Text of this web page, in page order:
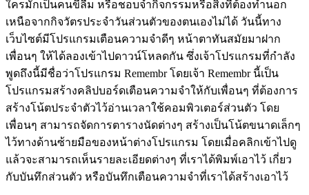
ใครมักเป็นคนขี้ลืม หรือชอบจำกิจกรรมหรือสิ่งที่ต้องทำนอก
เหนือจากกิจวัตรประจำวันส่วนตัวของตนเองไม่ได้ วันนี้ทาง
เว็บไซต์มีโปรแกรมเตือนความจำดีๆ หน้าตาทันสมัยมาฝาก
เพื่อนๆ ให้ได้ลองเข้าไปดาวน์โหลดกัน ซึ่งเจ้าโปรแกรมที่กำลัง
พูดถึงนี้มีชื่อว่าโปรแกรม Remembr โดยเจ้า Remembr นี้เป็น
โปรแกรมสร้างคลิปบอร์ดเตือนความจำให้กับเพื่อนๆ ที่ต้องการ
สร้างโน้ตประจำตัวไว้อ่านเวลาใช้คอมพิวเตอร์ส่วนตัว โดย
เพื่อนๆ สามารถจัดการตารางนัดต่างๆ สร้างเป็นโน้ตขนาดเล็กๆ
ไว้ทางด้านซ้ายมือของหน้าต่างโปรแกรม โดยเมื่อคลิกเข้าไปดู
แล้วจะสามารถเห็นรายละเอียดต่างๆ ที่เราได้พิมพ์เอาไว้ เกี่ยว
กับบันทึกส่วนตัว หรือบันทึกเตือนความจำที่เราได้สร้างเอาไว้